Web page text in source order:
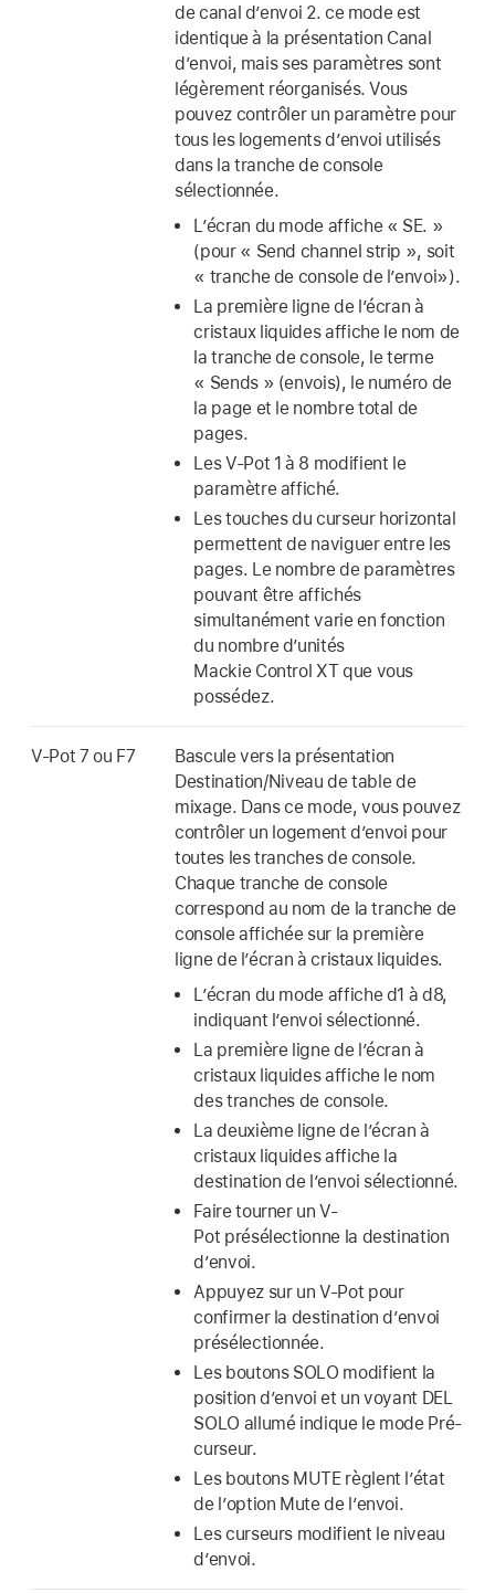
de canal d’envoi 2. ce mode est
identique à la présentation Canal
d’envoi, mais ses paramètres sont
légèrement réorganisés. Vous
pouvez contrôler un paramètre pour
tous les logements d’envoi utilisés
dans la tranche de console
sélectionnée.
L’écran du mode affiche « SE. »
(pour « Send channel strip », soit
« tranche de console de l’envoi»).
La première ligne de l’écran à
cristaux liquides affiche le nom de
la tranche de console, le terme
« Sends » (envois), le numéro de
la page et le nombre total de
pages.
Les V-Pot 1 à 8 modifient le
paramètre affiché.
Les touches du curseur horizontal
permettent de naviguer entre les
pages. Le nombre de paramètres
pouvant être affichés
simultanément varie en fonction
du nombre d’unités
Mackie Control XT que vous
possédez.
V-Pot 7 ou F7
Bascule vers la présentation
Destination/Niveau de table de
mixage. Dans ce mode, vous pouvez
contrôler un logement d’envoi pour
toutes les tranches de console.
Chaque tranche de console
correspond au nom de la tranche de
console affichée sur la première
ligne de l’écran à cristaux liquides.
L’écran du mode affiche d1 à d8,
indiquant l’envoi sélectionné.
La première ligne de l’écran à
cristaux liquides affiche le nom
des tranches de console.
La deuxième ligne de l’écran à
cristaux liquides affiche la
destination de l’envoi sélectionné.
Faire tourner un V-
Pot présélectionne la destination
d’envoi.
Appuyez sur un V-Pot pour
confirmer la destination d’envoi
présélectionnée.
Les boutons SOLO modifient la
position d’envoi et un voyant DEL
SOLO allumé indique le mode Pré-
curseur.
Les boutons MUTE règlent l’état
de l’option Mute de l’envoi.
Les curseurs modifient le niveau
d’envoi.